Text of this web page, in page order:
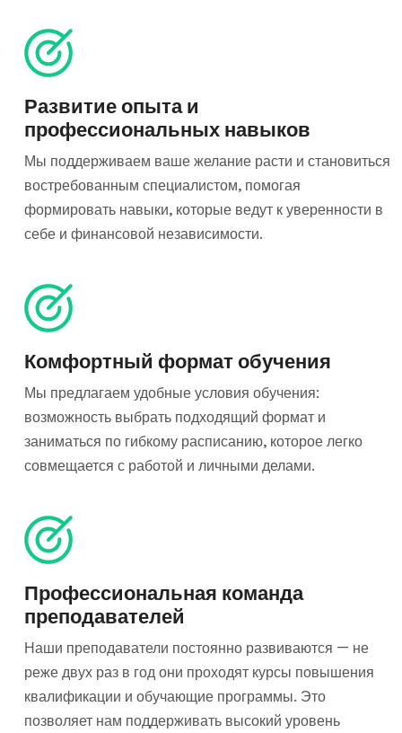
Развитие опыта и
профессиональных навыков
Мы поддерживаем ваше желание расти и становиться
востребованным специалистом, помогая
формировать навыки, которые ведут к уверенности в
себе и финансовой независимости.
Комфортный формат обучения
Мы предлагаем удобные условия обучения:
возможность выбрать подходящий формат и
заниматься по гибкому расписанию, которое легко
совмещается с работой и личными делами.
Профессиональная команда
преподавателей
Наши преподаватели постоянно развиваются — не
реже двух раз в год они проходят курсы повышения
квалификации и обучающие программы. Это
позволяет нам поддерживать высокий уровень